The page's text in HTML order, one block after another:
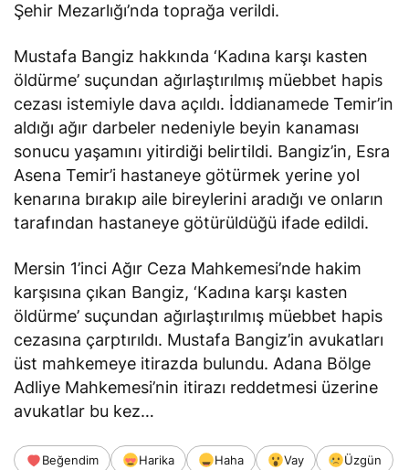
Şehir Mezarlığı’nda toprağa verildi.
Mustafa Bangiz hakkında ‘Kadına karşı kasten
öldürme’ suçundan ağırlaştırılmış müebbet hapis
cezası istemiyle dava açıldı. İddianamede Temir’in
aldığı ağır darbeler nedeniyle beyin kanaması
sonucu yaşamını yitirdiği belirtildi. Bangiz’in, Esra
Asena Temir’i hastaneye götürmek yerine yol
kenarına bırakıp aile bireylerini aradığı ve onların
tarafından hastaneye götürüldüğü ifade edildi.
Mersin 1’inci Ağır Ceza Mahkemesi’nde hakim
karşısına çıkan Bangiz, ‘Kadına karşı kasten
öldürme’ suçundan ağırlaştırılmış müebbet hapis
cezasına çarptırıldı. Mustafa Bangiz’in avukatları
üst mahkemeye itirazda bulundu. Adana Bölge
Adliye Mahkemesi’nin itirazı reddetmesi üzerine
avukatlar bu kez…
Beğendim Harika Haha Vay
Üzgün